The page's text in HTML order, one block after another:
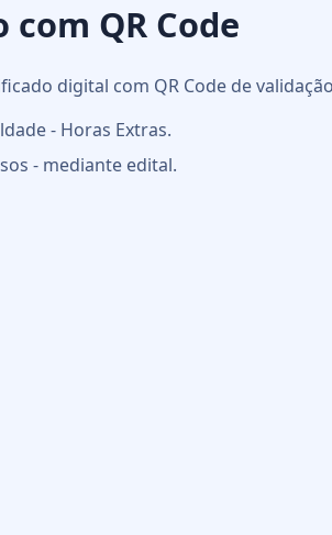
QR Code
digital com QR Code de
- Horas Extras.
- mediante edital.